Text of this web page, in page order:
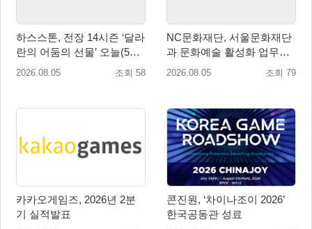
하스스톤, 전장 14시즌 ‘달라
란의 어둠의 선물’ 오늘(5일)
시작!
2026.08.05 조회 58
NC문화재단, 서울문화재단
과 문화예술 활성화 업무협
약
2026.08.05 조회 79
카카오게임즈, 2026년 2분
기 실적발표
콘진원, ‘차이나조이 2026’
한국공동관 성료